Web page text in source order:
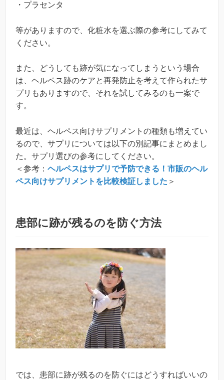
・プラセンタ
等がありますので、化粧水を選ぶ際の参考にしてみて
ください。
また、どうしても跡が気になってしまうという場合
は、ヘルペス跡のケアと再発防止を考えて作られたサ
プリもありますので、それを試してみるのも一案で
す。
最近は、ヘルペス向けサプリメントの種類も増えてい
るので、サプリについては以下の別記事にまとめまし
た。サプリ選びの参考にしてください。
＜参考： ヘルペスはサプリで予防できる！市販のヘル
ペス向けサプリメントを比較検証しました ＞
患部に跡が残るのを防ぐ方法
では、患部に跡が残るのを防ぐにはどうすればいいの